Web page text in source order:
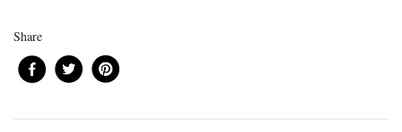
Share